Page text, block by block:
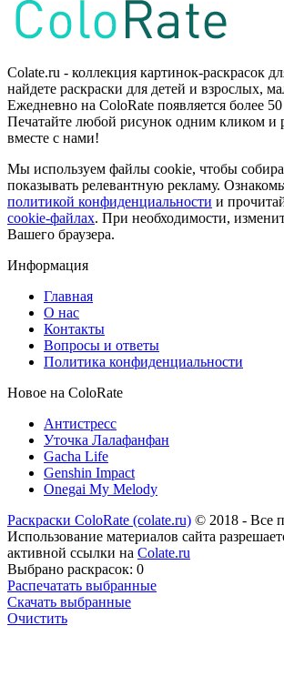
Colate.ru - коллекция картинок-раскрасок
найдете раскраски для детей и взрослых,
Ежедневно на ColoRate появляется более
Печатайте любой рисунок одним кликом и
вместе с нами!
Мы используем файлы cookie, чтобы
показывать релевантную рекламу.
политикой конфиденциальности и
cookie-файлах. При необходимости,
Вашего браузера.
Информация
Главная
О нас
Контакты
Вопросы и ответы
Политика конфиденциальности
Новое на ColoRate
Антистресс
Уточка Лалафанфан
Gacha Life
Genshin Impact
Onegai My Melody
Раскраски ColoRate (colate.ru) © 2018 - Все
Использование материалов сайта
активной ссылки на Colate.ru
Выбрано раскрасок: 0
Распечатать выбранные
Скачать выбранные
Очистить